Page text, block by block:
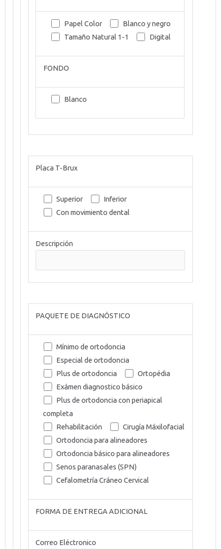
Papel Color
Blanco y negro
Tamaño Natural 1-1
Digital
FONDO
Blanco
Placa T-Brux
Superior
Inferior
Con movimiento dental
Descripción
PAQUETE DE DIAGNÓSTICO
Mínimo de ortodoncia
Especial de ortodoncia
Plus de ortodoncia
Ortopédia
Exámen diagnostico básico
Plus de ortodoncia con periapical
completa
Rehabilitación
Cirugía Máxilofacial
Ortodoncia para alineadores
Ortodoncia básico para alineadores
Senos paranasales (SPN)
Cefalometría Cráneo Cervical
FORMA DE ENTREGA ADICIONAL
Correo Eléctronico